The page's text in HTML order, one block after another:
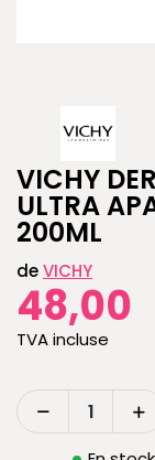
VICHY
ULTRA
200ML
deVICHY
48,00
TVA incluse